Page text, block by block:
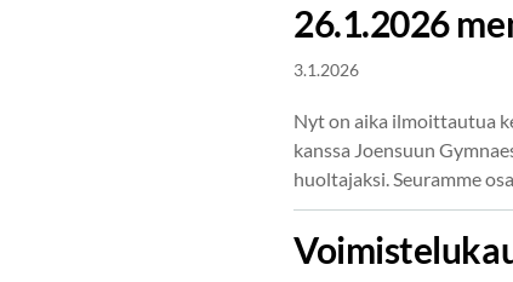
26.1.2026
3.1.2026
Nyt on aika ilmoittautua
kanssa Joensuun
huoltajaksi. Seuramme